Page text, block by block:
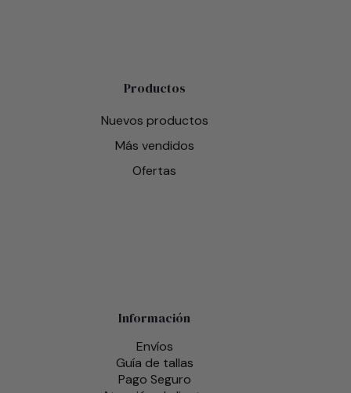
Productos
Nuevos productos
Más vendidos
Ofertas
Información
Envíos
Guía de tallas
Pago Seguro